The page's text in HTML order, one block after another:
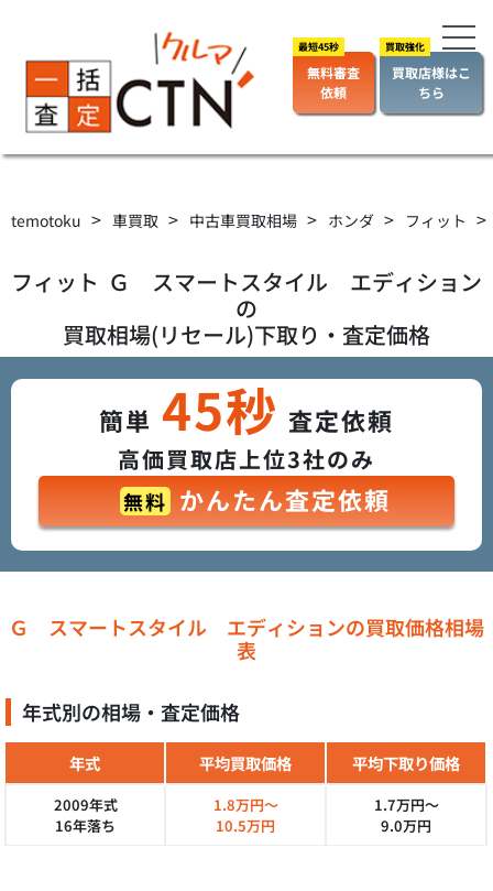
無料審査
依頼
買取店様はこ
ちら
temotoku > 車買取 > 中古車買取相場 > ホンダ > フィット >
フィット Ｇ スマートスタイル エディション
の
買取相場(リセール)下取り・査定価格
簡単 45秒 査定依頼
高価買取店上位3社のみ
無料 かんたん査定依頼
Ｇ スマートスタイル エディションの買取価格相場
表
年式別の相場・査定価格
年式 平均買取価格 平均下取り価格
2009年式
16年落ち
1.8万円～
10.5万円
1.7万円～
9.0万円